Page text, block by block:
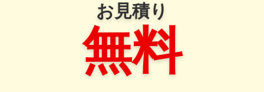
お見積り
無料